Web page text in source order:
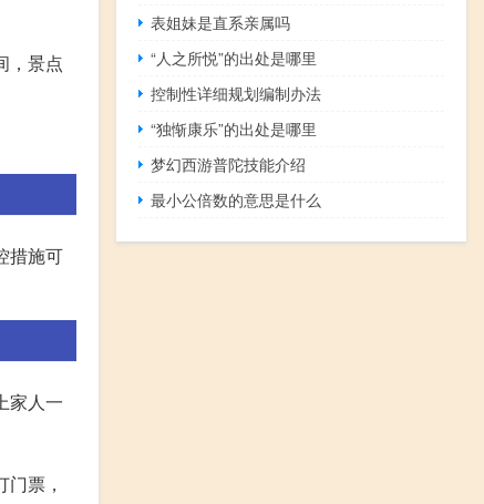
，景点
措施可
家人一
票，
表姐妹是直系亲属吗
“人之所悦”的出处是哪里
控制性详细规划编制办法
“独惭康乐”的出处是哪里
梦幻西游普陀技能介绍
最小公倍数的意思是什么